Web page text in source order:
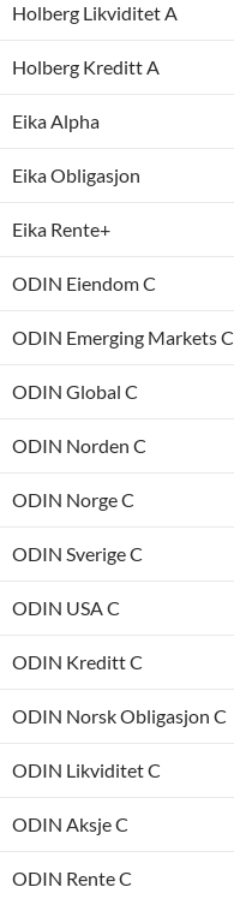
Holberg Likviditet A
Holberg Kreditt A
Eika Alpha
Eika Obligasjon
Eika Rente+
ODIN Eiendom C
ODIN Emerging Markets C
ODIN Global C
ODIN Norden C
ODIN Norge C
ODIN Sverige C
ODIN USA C
ODIN Kreditt C
ODIN Norsk Obligasjon C
ODIN Likviditet C
ODIN Aksje C
ODIN Rente C